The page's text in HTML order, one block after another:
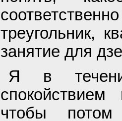
треугольник,
занятие для
Я в
чтобы потом